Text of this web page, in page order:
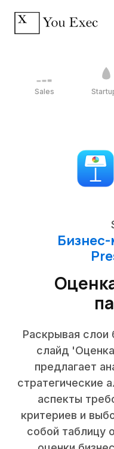
Sales
Раскрывая слои
слайд
предлагает
стратегические
аспекты
критериев и
собой таблицу